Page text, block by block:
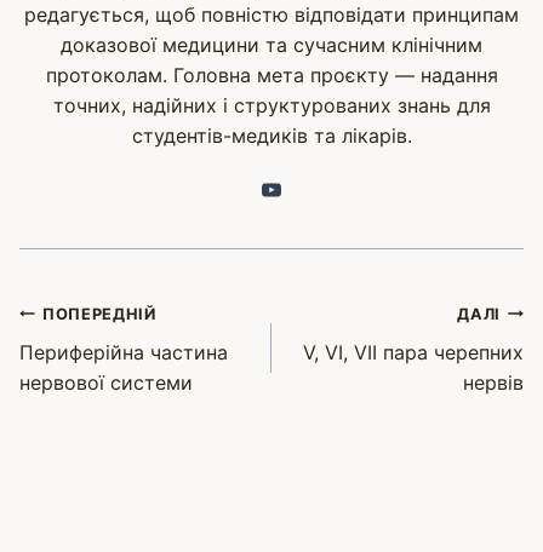
редагується, щоб повністю відповідати принципам
доказової медицини та сучасним клінічним
протоколам. Головна мета проєкту — надання
точних, надійних і структурованих знань для
студентів-медиків та лікарів.
Навігація
записів
ПОПЕРЕДНІЙ
Периферійна частина
нервової системи
ДАЛІ
V, VI, VII пара черепних
нервів